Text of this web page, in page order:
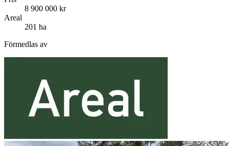
8 900 000 kr
Areal
201 ha
Förmedlas av